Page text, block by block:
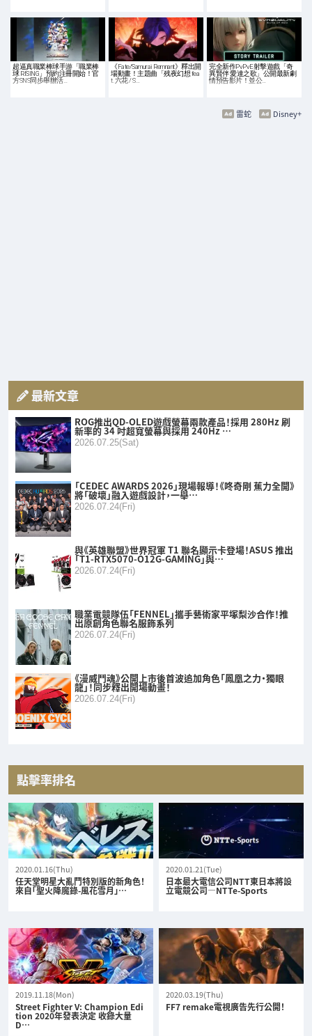
超逼真職業棒球手游「職業棒
球 RISING」預約注冊開始！官
方SNS同步舉辦活…
《Fate/Samurai Remnant》釋出開
場動畫！主題曲「残夜幻想 fea
t. 六花 / S…
完全新作PvPvE射擊遊戲「奇
異賢伴 愛達之歌」公開最新劇
情預告影片！並公…
Disney+
雷蛇
最新文章
ROG推出QD-OLED遊戲螢幕兩款產品！採用 280Hz 刷
新率的 34 吋超寬螢幕與採用 240Hz …
2026.07.25(Sat)
「CEDEC AWARDS 2026」現場報導！《咚奇剛 蕉力全開》
將「破壞」融入遊戲設計，一舉…
2026.07.24(Fri)
與《英雄聯盟》世界冠軍 T1 聯名顯示卡登場！ASUS 推出
「T1-RTX5070-O12G-GAMING」與…
2026.07.24(Fri)
職業電競隊伍「FENNEL」攜手藝術家平塚梨沙合作！推
出原創角色聯名服飾系列
2026.07.24(Fri)
《漫威鬥魂》公開上市後首波追加角色「鳳凰之力・獨眼
龍」！同步釋出開場動畫！
2026.07.24(Fri)
點擊率排名
2020.01.16(Thu)
任天堂明星大亂鬥特別版的新角色！
來自「聖火降魔錄-風花雪月」…
2020.01.21(Tue)
日本最大電信公司NTT東日本將設
立電競公司—NTTe-Sports
2019.11.18(Mon)
Street Fighter V: Champion Edi
tion 2020年發表決定 收錄大量
D…
2020.03.19(Thu)
FF7 remake電視廣告先行公開！